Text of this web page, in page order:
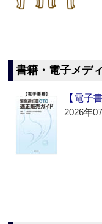
書籍・電子メデ
【電子
2026年